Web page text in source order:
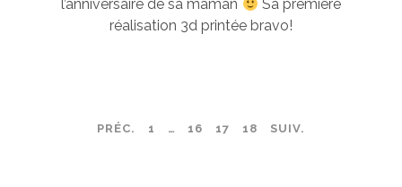
l’anniversaire de sa maman
Sa première
réalisation 3d printée bravo!
PAGINATION
PRÉC. 1 … 16 17 18 SUIV.